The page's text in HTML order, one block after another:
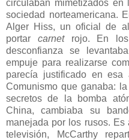
circulaban mimetizados
sociedad norteamericana.
Alger Hiss, un oficial de
portar carnetrojo. En los
desconfianza se
empuje para realizarse
parecía justificado en esa
Comunismo que ganaba:
secretos de la bomba
China, cambiaba su
manejada por los rusos.
televisión, McCarthy